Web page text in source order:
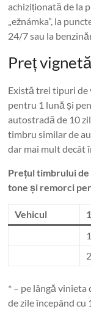
achiziționată de la
„ežnámka”, la
24/7 sau la
Preț
Există trei tipuri de
pentru 1 lună și
autostradă de 10
timbru similar de
dar mai mult decât
Prețul timbrului de
tone și remorci
Vehicul
* – pe lângă vinieta
de zile începând cu